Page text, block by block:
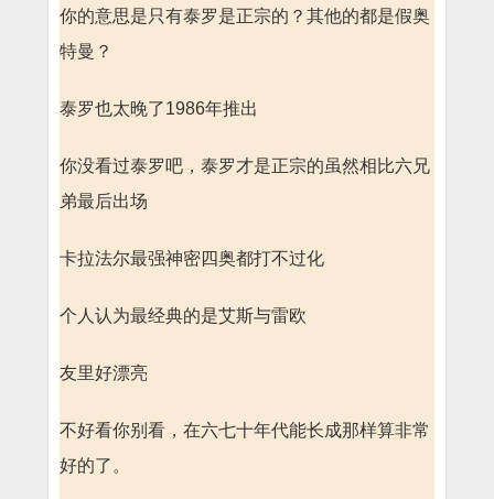
你的意思是只有泰罗是正宗的？其他的都是假奥
特曼？
泰罗也太晚了1986年推出
你没看过泰罗吧，泰罗才是正宗的虽然相比六兄
弟最后出场
卡拉法尔最强神密四奥都打不过化
个人认为最经典的是艾斯与雷欧
友里好漂亮
不好看你别看，在六七十年代能长成那样算非常
好的了。